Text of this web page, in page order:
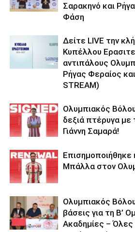
Σαρακηνό και
Φάση
Δείτε LIVE την
Κυπέλλου
αντιπάλους
Ρήγας Φεραίος
STREAM)
Ολυμπιακός
δεξιά πτέρυγα
Γιάννη Σαμαρά!
Επισημοποιήθηκε
Μπάλλα στον
Ολυμπιακός
βάσεις για τη Β’
Ακαδημίες – Όλες